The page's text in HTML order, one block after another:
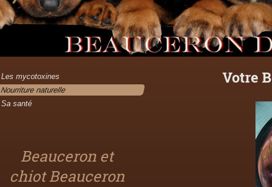
Votre
Les mycotoxines
Nourriture naturelle
Sa santé
Beauceron et
chiot Beauceron